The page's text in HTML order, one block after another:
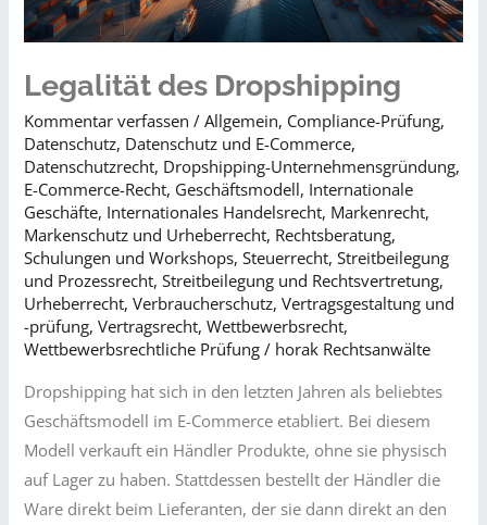
Legalität des Dropshipping
Kommentar verfassen /Allgemein, Compliance-Prüfung,
Datenschutz, Datenschutz und E-Commerce,
Datenschutzrecht, Dropshipping-Unternehmensgründung,
E-Commerce-Recht, Geschäftsmodell, Internationale
Geschäfte, Internationales Handelsrecht, Markenrecht,
Markenschutz und Urheberrecht, Rechtsberatung,
Schulungen und Workshops,Steuerrecht,Streitbeilegung
und Prozessrecht​,Streitbeilegung und Rechtsvertretung,
Urheberrecht,Verbraucherschutz,Vertragsgestaltung und
-prüfung,Vertragsrecht,Wettbewerbsrecht​,
Wettbewerbsrechtliche Prüfung / horak Rechtsanwälte
Dropshipping hat sich in den letzten Jahren als beliebtes
Geschäftsmodell im E-Commerce etabliert. Bei diesem
Modell verkauft ein Händler Produkte, ohne sie physisch
auf Lager zu haben. Stattdessen bestellt der Händler die
Ware direkt beim Lieferanten, der sie dann direkt an den